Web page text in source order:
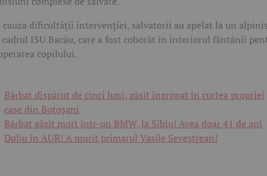
cauza dificultății intervenției, salvatorii au apelat la un
ISU Bacău, care a fost coborât în interiorul fântânii
copilului.
Bărbat dispărut de cinci luni, găsit îngropat în curtea propriei
case din Botoșani
Bărbat găsit mort într-un BMW, la Sibiu! Avea doar 41 de ani
Doliu în AUR! A murit primarul Vasile Sevestrean!